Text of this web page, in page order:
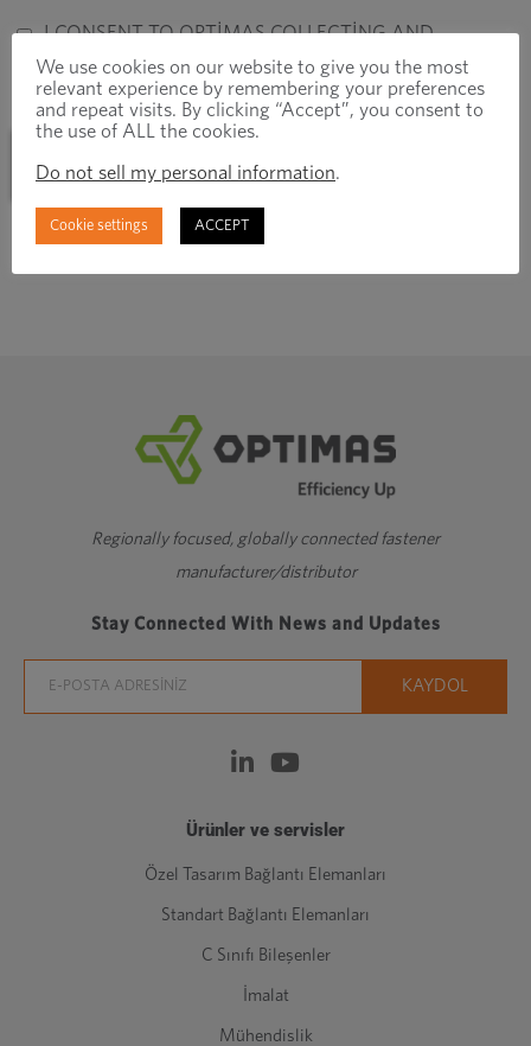
I CONSENT TO OPTIMAS COLLECTING AND
STORING MY DATA FROM THIS FORM. *
Regionally focused, globally connected fastener
manufacturer/distributor
Stay Connected With News and Updates
Ürünler ve servisler
Özel Tasarım Bağlantı Elemanları
Standart Bağlantı Elemanları
C Sınıfı Bileşenler
İmalat
Mühendislik
We use cookies on our website to give you the most
relevant experience by remembering your preferences
and repeat visits. By clicking “Accept”, you consent to
the use of ALL the cookies.
Do not sell my personal information.
Cookie settings ACCEPT